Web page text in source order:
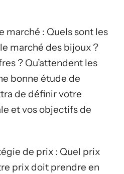
marché : Quels sont les
marché des bijoux ?
? Qu’attendent les
bonne étude de
de définir votre
et vos objectifs de
de prix : Quel prix
prix doit prendre en